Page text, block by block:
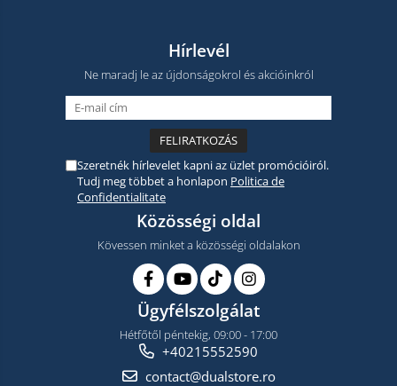
Hírlevél
Ne maradj le az újdonságokrol és akcióinkról
Szeretnék hírlevelet kapni az üzlet promócióiról.
Tudj meg többet a honlapon Politica de
Confidentialitate
Közösségi oldal
Kövessen minket a közösségi oldalakon
Ügyfélszolgálat
Hétfőtől péntekig, 09:00 - 17:00
+40215552590
contact@dualstore.ro